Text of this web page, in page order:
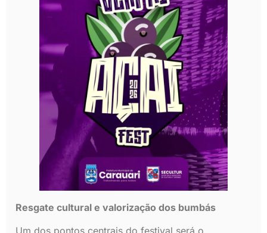
Resgate cultural e valorização dos bumbás
Um dos pontos centrais do festival será o